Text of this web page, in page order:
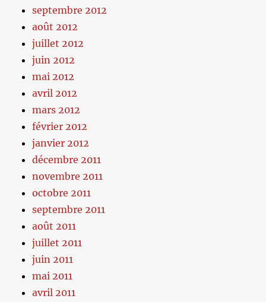
septembre 2012
août 2012
juillet 2012
juin 2012
mai 2012
avril 2012
mars 2012
février 2012
janvier 2012
décembre 2011
novembre 2011
octobre 2011
septembre 2011
août 2011
juillet 2011
juin 2011
mai 2011
avril 2011